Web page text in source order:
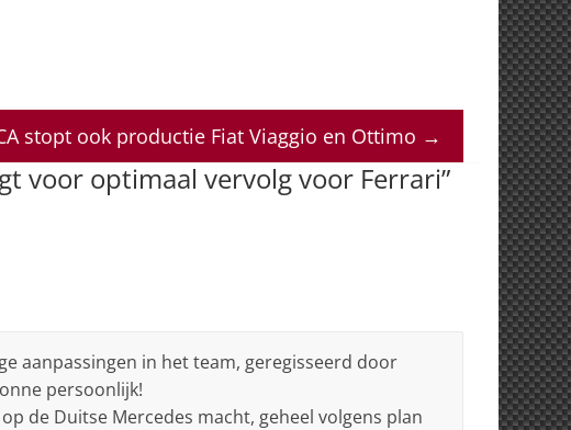
stopt ook productie Fiat Viaggio en Ottimo →
voor optimaal vervolg voor Ferrari”
aanpassingen in het team, geregisseerd door
persoonlijk!
de Duitse Mercedes macht, geheel volgens plan